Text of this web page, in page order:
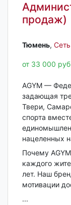
продаж)
Тюмень‎,
от 33 000 руб
AGYM —
задающая
Твери,
спорта
нацеленных
Почему
каждого
лет. Наш
мотивации
...